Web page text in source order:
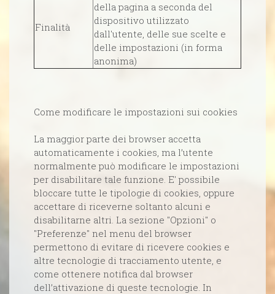
Finalità
della pagina a seconda del
dispositivo utilizzato
dall'utente, delle sue scelte e
delle impostazioni (in forma
anonima)
Come modificare le impostazioni sui cookies
La maggior parte dei browser accetta
automaticamente i cookies, ma l’utente
normalmente può modificare le impostazioni
per disabilitare tale funzione. E' possibile
bloccare tutte le tipologie di cookies, oppure
accettare di riceverne soltanto alcuni e
disabilitarne altri. La sezione "Opzioni" o
"Preferenze" nel menu del browser
permettono di evitare di ricevere cookies e
altre tecnologie di tracciamento utente, e
come ottenere notifica dal browser
dell’attivazione di queste tecnologie. In